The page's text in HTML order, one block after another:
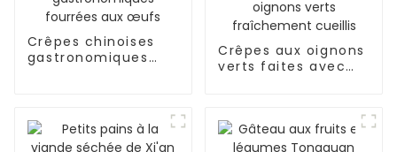
Crêpes chinoises
gastronomiques
Crêpes aux oignons
verts faites avec